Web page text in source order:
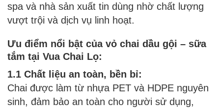
spa và nhà sản xuất tin dùng nhờ chất lượng
vượt trội và dịch vụ linh hoạt.
Ưu điểm nổi bật của vỏ chai dầu gội – sữa
tắm tại Vua Chai Lọ:
1.1 Chất liệu an toàn, bền bỉ:
Chai được làm từ nhựa PET và HDPE nguyên
sinh, đảm bảo an toàn cho người sử dụng,